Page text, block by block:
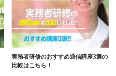
実務者研修のおすすめ通信講座3選の
比較はこちら！